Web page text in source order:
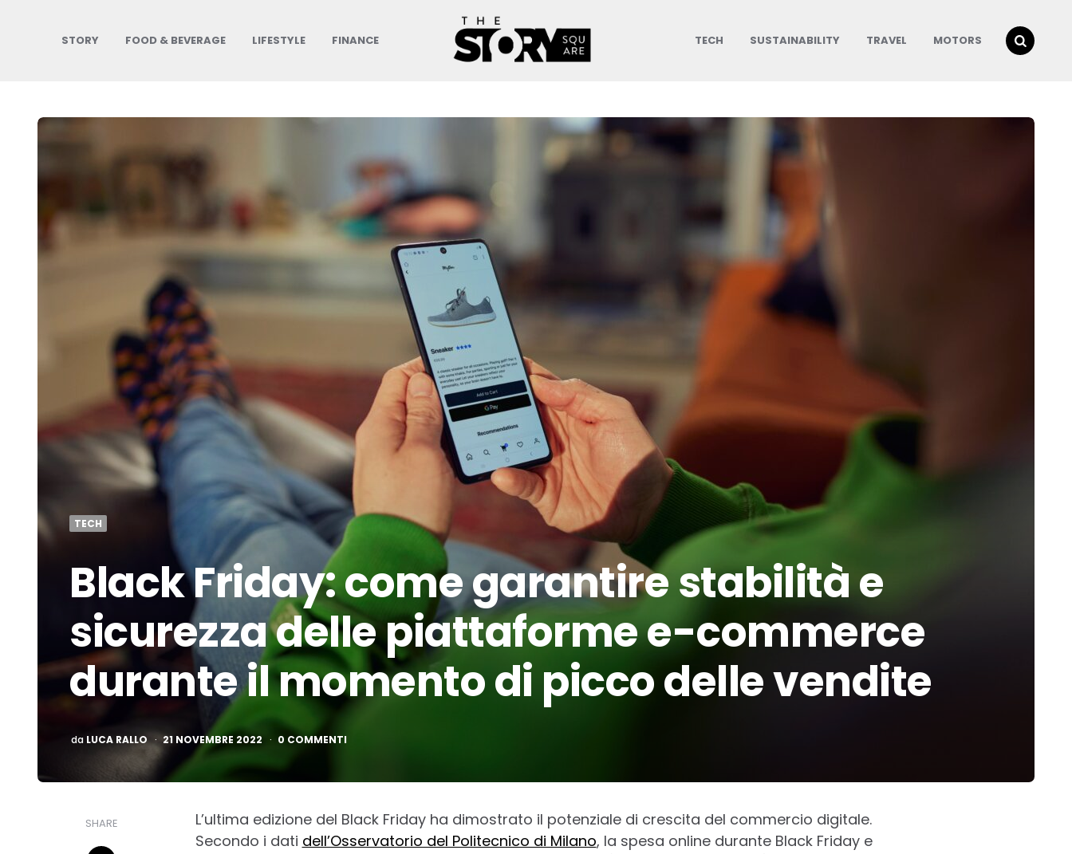
STORY FOOD & BEVERAGE LIFESTYLE FINANCE TECH SUSTAINABILITY TRAVEL MOTORS
TECH
Black Friday: come garantire stabilità e
sicurezza delle piattaforme e-commerce
durante il momento di picco delle vendite
PUBBLICATO
da LUCA RALLO 21 NOVEMBRE 2022 0 COMMENTI
SHARE
L’ultima edizione del Black Friday ha dimostrato il potenziale di crescita del commercio digitale.
Secondo i dati dell’Osservatorio del Politecnico di Milano, la spesa online durante Black Friday e